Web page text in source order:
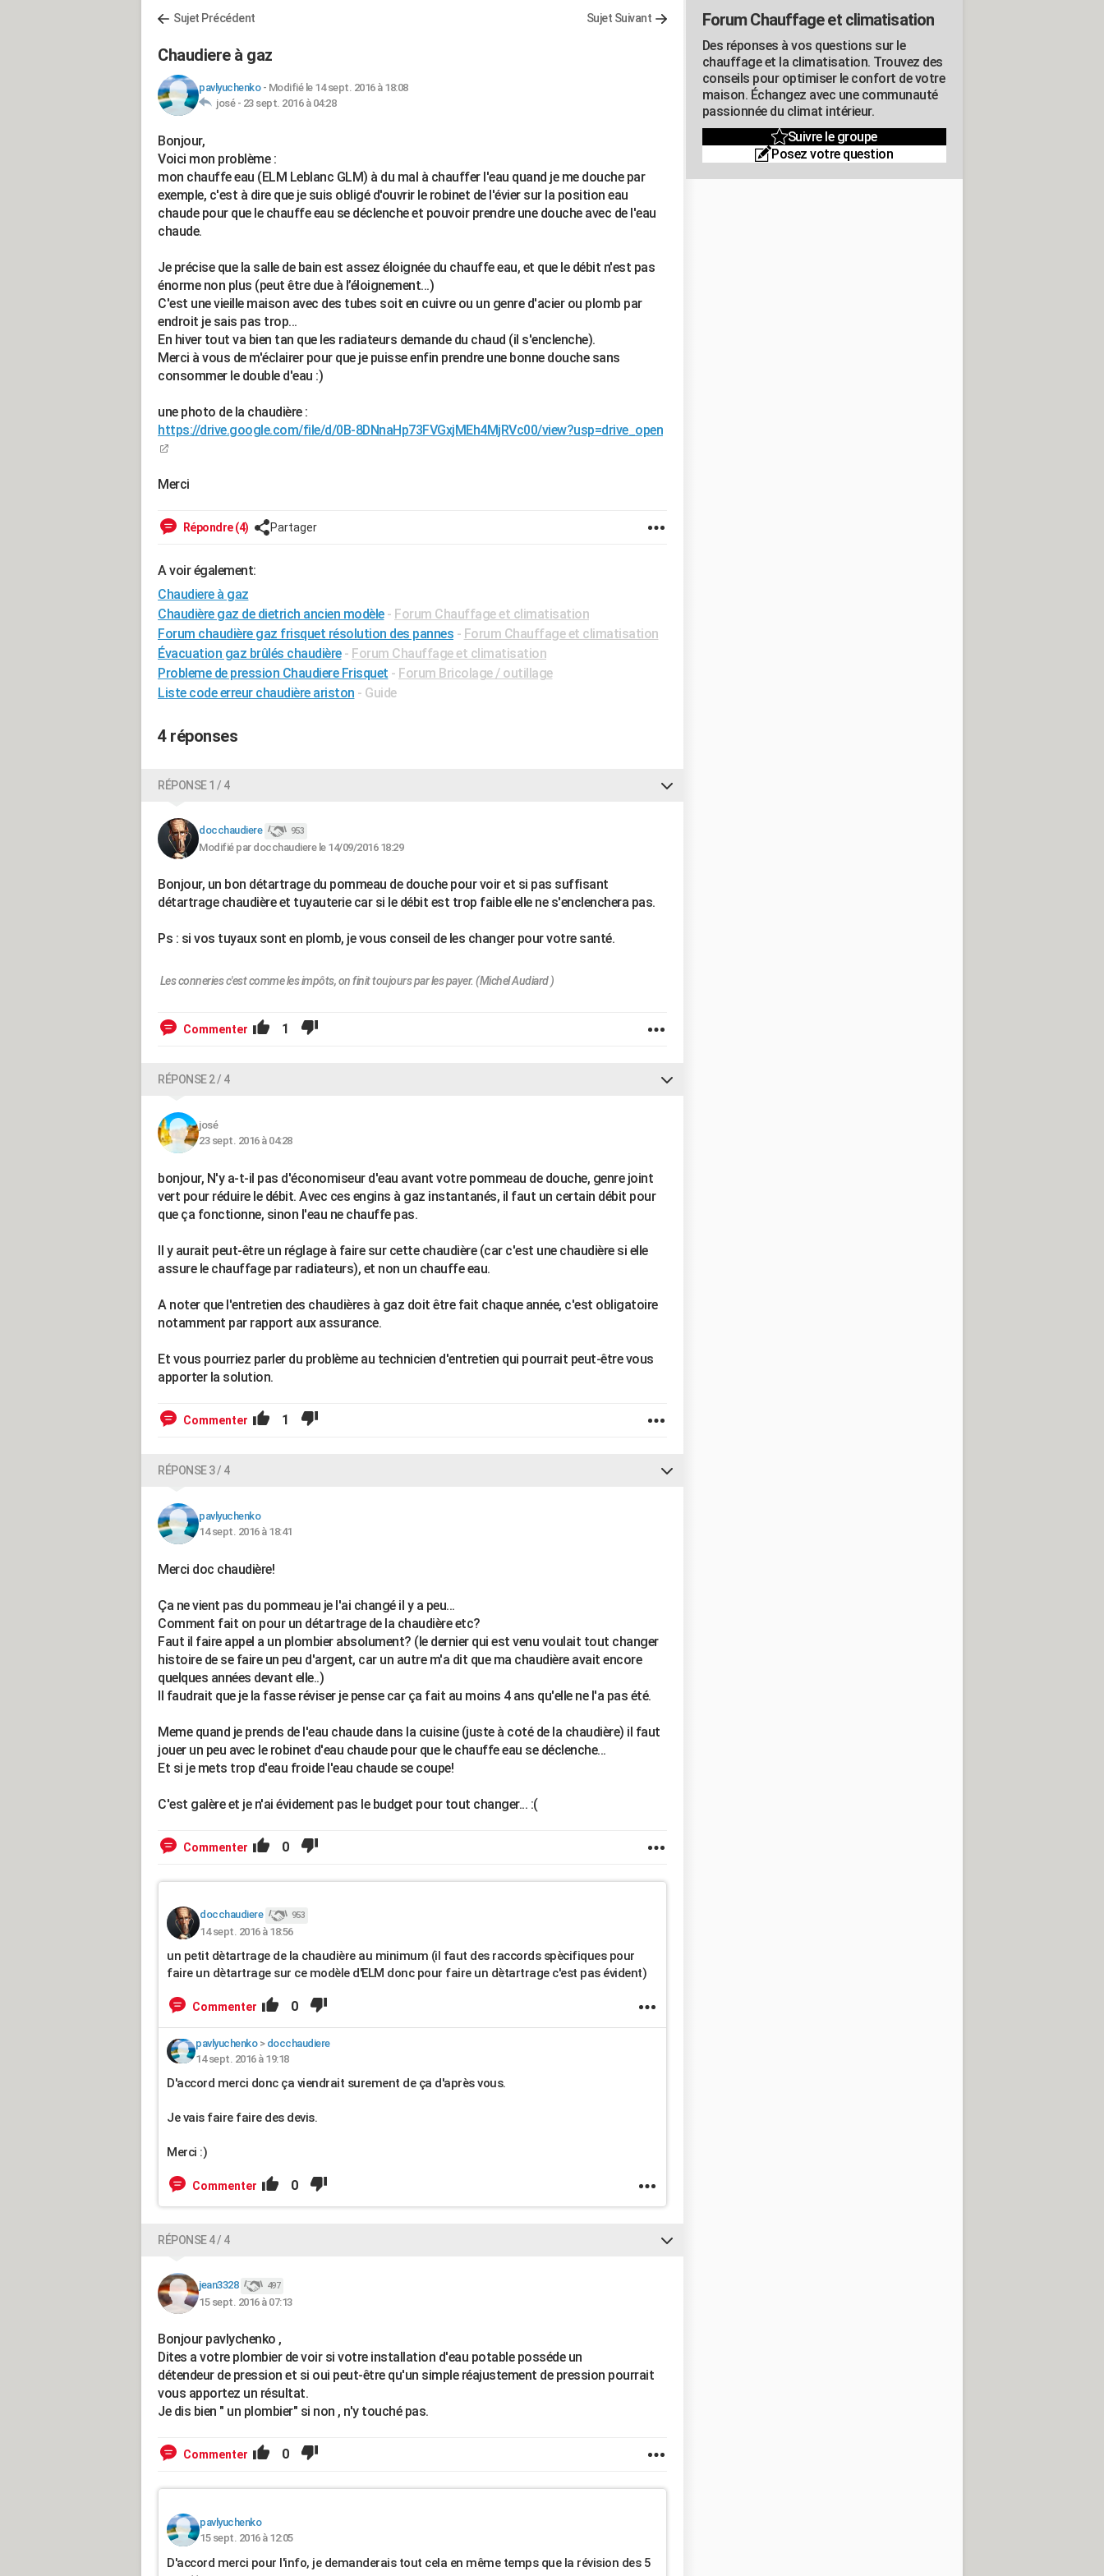
Sujet Précédent Sujet Suivant
Chaudiere à gaz
pavlyuchenko- Modifié le 14 sept. 2016 à 18:08
josé - 23 sept. 2016 à 04:28
Bonjour,
Voici mon problème :
mon chauffe eau (ELM Leblanc GLM) à du mal à chauffer l'eau quand je me douche par
exemple, c'est à dire que je suis obligé d'ouvrir le robinet de l'évier sur la position eau
chaude pour que le chauffe eau se déclenche et pouvoir prendre une douche avec de l'eau
chaude.
Je précise que la salle de bain est assez éloignée du chauffe eau, et que le débit n'est pas
énorme non plus (peut être due à l’éloignement...)
C'est une vieille maison avec des tubes soit en cuivre ou un genre d'acier ou plomb par
endroit je sais pas trop...
En hiver tout va bien tan que les radiateurs demande du chaud (il s'enclenche).
Merci à vous de m'éclairer pour que je puisse enfin prendre une bonne douche sans
consommer le double d'eau :)
une photo de la chaudière :
https://drive.google.com/file/d/0B-8DNnaHp73FVGxjMEh4MjRVc00/view?usp=drive_open
Merci
Répondre (4) Partager
A voir également:
Chaudiere à gaz
Chaudière gaz de dietrich ancien modèle - Forum Chauffage et climatisation
Forum chaudière gaz frisquet résolution des pannes - Forum Chauffage et climatisation
Évacuation gaz brûlés chaudière - Forum Chauffage et climatisation
Probleme de pression Chaudiere Frisquet - Forum Bricolage / outillage
Liste code erreur chaudière ariston - Guide
4 réponses
RÉPONSE 1 / 4
docchaudiere 953
Modifié par docchaudiere le 14/09/2016 18:29
Bonjour, un bon détartrage du pommeau de douche pour voir et si pas suffisant
détartrage chaudière et tuyauterie car si le débit est trop faible elle ne s'enclenchera pas.
Ps : si vos tuyaux sont en plomb, je vous conseil de les changer pour votre santé.
Les conneries c'est comme les impôts, on finit toujours par les payer. (Michel Audiard )
Commenter 1
RÉPONSE 2 / 4
josé
23 sept. 2016 à 04:28
bonjour, N'y a-t-il pas d'économiseur d'eau avant votre pommeau de douche, genre joint
vert pour réduire le débit. Avec ces engins à gaz instantanés, il faut un certain débit pour
que ça fonctionne, sinon l'eau ne chauffe pas.
Il y aurait peut-être un réglage à faire sur cette chaudière (car c'est une chaudière si elle
assure le chauffage par radiateurs), et non un chauffe eau.
A noter que l'entretien des chaudières à gaz doit être fait chaque année, c'est obligatoire
notamment par rapport aux assurance.
Et vous pourriez parler du problème au technicien d'entretien qui pourrait peut-être vous
apporter la solution.
Commenter 1
RÉPONSE 3 / 4
pavlyuchenko
14 sept. 2016 à 18:41
Merci doc chaudière!
Ça ne vient pas du pommeau je l'ai changé il y a peu...
Comment fait on pour un détartrage de la chaudière etc?
Faut il faire appel a un plombier absolument? (le dernier qui est venu voulait tout changer
histoire de se faire un peu d'argent, car un autre m'a dit que ma chaudière avait encore
quelques années devant elle..)
Il faudrait que je la fasse réviser je pense car ça fait au moins 4 ans qu'elle ne l'a pas été.
Meme quand je prends de l'eau chaude dans la cuisine (juste à coté de la chaudière) il faut
jouer un peu avec le robinet d'eau chaude pour que le chauffe eau se déclenche...
Et si je mets trop d'eau froide l'eau chaude se coupe!
C'est galère et je n'ai évidement pas le budget pour tout changer... :(
Commenter 0
docchaudiere 953
14 sept. 2016 à 18:56
un petit dètartrage de la chaudière au minimum (il faut des raccords spècifiques pour
faire un dètartrage sur ce modèle d'ELM donc pour faire un dètartrage c'est pas évident)
Commenter 0
pavlyuchenko> docchaudiere
14 sept. 2016 à 19:18
D'accord merci donc ça viendrait surement de ça d'après vous.
Je vais faire faire des devis.
Merci :)
Commenter 0
RÉPONSE 4 / 4
jean3328 497
15 sept. 2016 à 07:13
Bonjour pavlychenko ,
Dites a votre plombier de voir si votre installation d'eau potable posséde un
détendeur de pression et si oui peut-être qu'un simple réajustement de pression pourrait
vous apportez un résultat.
Je dis bien " un plombier" si non , n'y touché pas.
Commenter 0
pavlyuchenko
15 sept. 2016 à 12:05
D'accord merci pour l'info, je demanderais tout cela en même temps que la révision des 5
Forum Chauffage et climatisation
Des réponses à vos questions sur le
chauffage et la climatisation. Trouvez des
conseils pour optimiser le confort de votre
maison. Échangez avec une communauté
passionnée du climat intérieur.
Suivre le groupe
Posez votre question